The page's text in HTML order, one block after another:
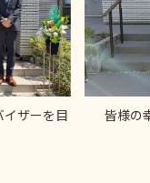
ザーを目
皆様の